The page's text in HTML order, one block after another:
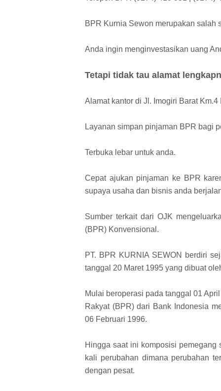
BPR Kurnia Sewon merupakan salah
Anda ingin menginvestasikan uang
Tetapi tidak tau alamat
Alamat kantor di Jl. Imogiri Barat
Layanan simpan pinjaman BPR bagi
Terbuka lebar untuk anda.
Cepat ajukan pinjaman ke BPR
supaya usaha dan bisnis anda
Sumber terkait dari OJK
(BPR) Konvensional.
PT. BPR KURNIA SEWON berdiri
tanggal 20 Maret 1995 yang dibuat
Mulai beroperasi pada tanggal 01
Rakyat (BPR) dari Bank Indonesia
06 Februari 1996.
Hingga saat ini komposisi
kali perubahan dimana perubahan
dengan pesat.